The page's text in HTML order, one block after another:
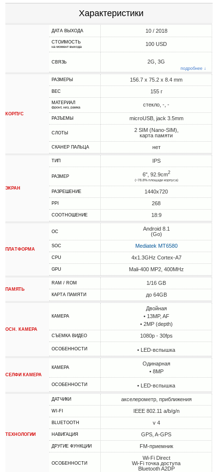
Характеристики
ДАТА ВЫХОДА 10 / 2018
СТОИМОСТЬ
на момент выхода 100 USD
СВЯЗЬ 2G, 3G
подробнее ↓
КОРПУС
РАЗМЕРЫ 156.7 x 75.2 x 8.4 mm
ВЕС 155 г
МАТЕРИАЛ
фронт, низ, рамка стекло, -, -
РАЗЪЕМЫ microUSB, jack 3.5mm
СЛОТЫ
2 SIM (Nano-SIM),
карта памяти
СКАНЕР ПАЛЬЦА нет
ЭКРАН
ТИП IPS
РАЗМЕР 6", 92.9cm2
(~78.8% площади корпуса)
РАЗРЕШЕНИЕ 1440x720
PPI 268
СООТНОШЕНИЕ 18:9
ПЛАТФОРМА
ОС
Android 8.1
(Go)
SOC Mediatek MT6580
CPU 4x1.3GHz Cortex-A7
GPU Mali-400 MP2, 400MHz
ПАМЯТЬ
RAM / ROM 1/16 GB
КАРТА ПАМЯТИ до 64GB
ОСН. КАМЕРА
КАМЕРА
Двойная
• 13MP, AF
• 2MP (depth)
СЪЕМКА ВИДЕО 1080p - 30fps
ОСОБЕННОСТИ • LED-вспышка
СЕЛФИ КАМЕРА
КАМЕРА
Одинарная
• 8MP
ОСОБЕННОСТИ • LED-вспышка
ТЕХНОЛОГИИ
ДАТЧИКИ акселерометр, приближения
WI-FI IEEE 802.11 a/b/g/n
BLUETOOTH v 4
НАВИГАЦИЯ GPS, A-GPS
ДРУГИЕ ФУНКЦИИ FM-приемник
ОСОБЕННОСТИ
Wi-Fi Direct
Wi-Fi точка доступа
Bluetooth A2DP